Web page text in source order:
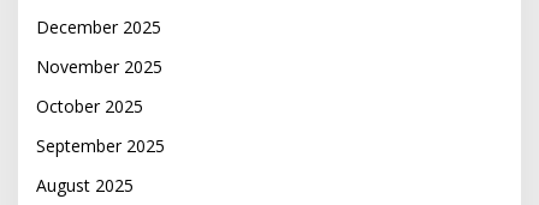
December 2025
November 2025
October 2025
September 2025
August 2025